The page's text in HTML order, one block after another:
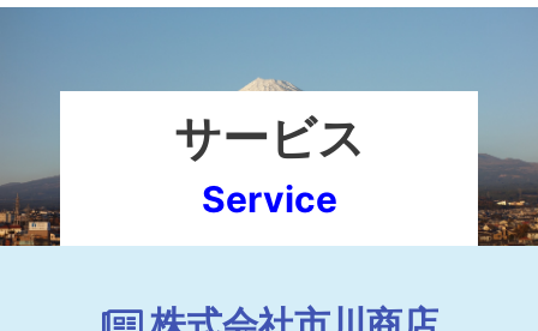
サービス
Service